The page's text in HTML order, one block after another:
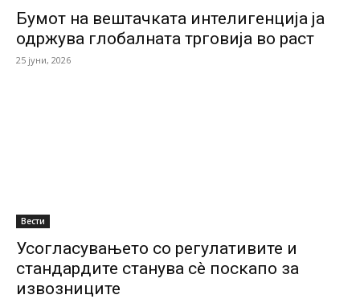
Бумот на вештачката интелигенција ја
одржува глобалната трговија во раст
25 јуни, 2026
Вести
Усогласувањето со регулативите и
стандардите станува сè поскапо за
извозниците